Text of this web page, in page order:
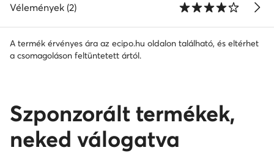
Vélemények (2)
A termék érvényes ára az ecipo.hu oldalon található, és eltérhet
a csomagoláson feltüntetett ártól.
Szponzorált termékek,
neked válogatva